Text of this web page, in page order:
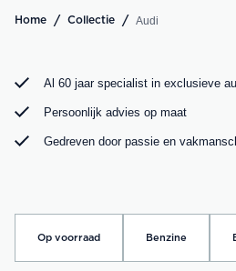
Home / Collectie / Audi
Al 60 jaar specialist in exclusieve
Persoonlijk advies op maat
Gedreven door passie en
Op voorraad Benzine